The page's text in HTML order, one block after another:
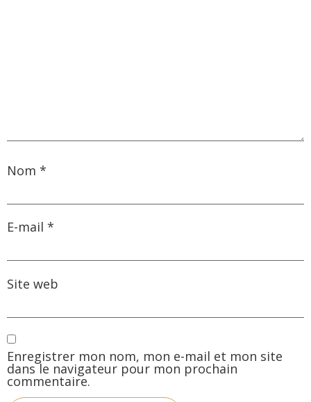
Nom *
E-mail *
Site web
Enregistrer mon nom, mon e-mail et mon site
dans le navigateur pour mon prochain
commentaire.